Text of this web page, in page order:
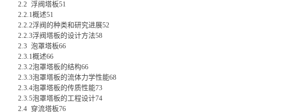
2.2 浮阀塔板51
2.2.1概述51
2.2.2浮阀的种类和研究进展52
2.2.3浮阀塔板的设计方法58
2.3 泡罩塔板66
2.3.1概述66
2.3.2泡罩塔板的结构66
2.3.3泡罩塔板的流体力学性能68
2.3.4泡罩塔板的传质性能73
2.3.5泡罩塔板的工程设计74
2.4 穿流塔板76